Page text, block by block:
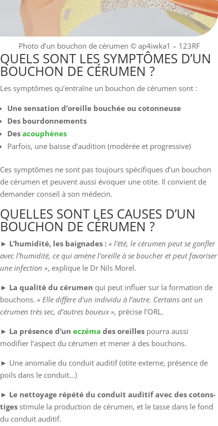
Photo d’un bouchon de cérumen © ap4iwka1 – 123RF
QUELS SONT LES SYMPTÔMES D’UN
BOUCHON DE CÉRUMEN ?
Les symptômes qu’entraîne un bouchon de cérumen sont :
Une sensation d’oreille bouchée ou cotonneuse
Des bourdonnements
Des acouphènes
Parfois, une baisse d’audition (modérée et progressive)
Ces symptômes ne sont pas toujours spécifiques d’un bouchon
de cérumen et peuvent aussi évoquer une otite. Il convient de
demander conseil à son médecin.
QUELLES SONT LES CAUSES D’UN
BOUCHON DE CÉRUMEN ?
► L’humidité, les baignades : « l’été, le cérumen peut se gonfler
avec l’humidité, ce qui amène l’oreille à se boucher et peut favoriser
une infection », explique le Dr Nils Morel.
► La qualité du cérumen qui peut influer sur la formation de
bouchons. « Elle diffère d’un individu à l’autre. Certains ont un
cérumen très sec, d’autres boueux », précise l’ORL.
► La présence d’un eczéma des oreilles pourra aussi
modifier l’aspect du cérumen et mener à des bouchons.
► Une anomalie du conduit auditif (otite externe, présence de
poils dans le conduit…)
► Le nettoyage répété du conduit auditif avec des cotons-
tiges stimule la production de cérumen, et le tasse dans le fond
du conduit auditif.